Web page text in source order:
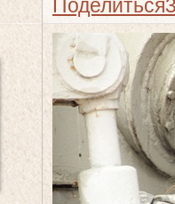
Поделиться